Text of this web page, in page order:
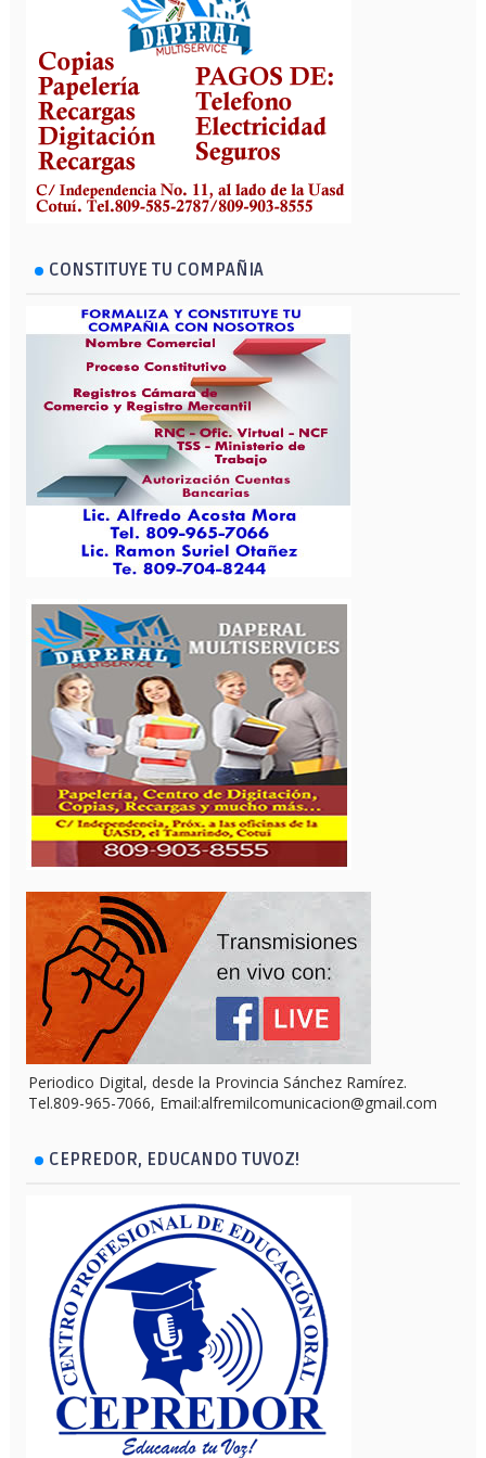
CONSTITUYE TU COMPAÑIA
Periodico Digital, desde la Provincia Sánchez Ramírez.
Tel.809-965-7066, Email:alfremilcomunicacion@gmail.com
CEPREDOR, EDUCANDO TUVOZ!